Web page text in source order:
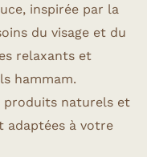
inspirée par la
du visage et du
relaxants et
hammam.
produits naturels et
adaptées à votre